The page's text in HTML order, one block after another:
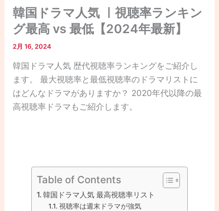
韓国ドラマ人気 ㅣ視聴率ランキン
グ最高 vs 最低【2024年最新】
2月 16, 2024
韓国ドラマ人気 歴代視聴率ランキングをご紹介し
ます。 最大視聴率と最低視聴率のドラマリストに
はどんなドラマがありますか？ 2020年代以降の最
高視聴率ドラマもご紹介します。
Table of Contents
韓国ドラマ人気 最高視聴率リスト
視聴率は週末ドラマが強気